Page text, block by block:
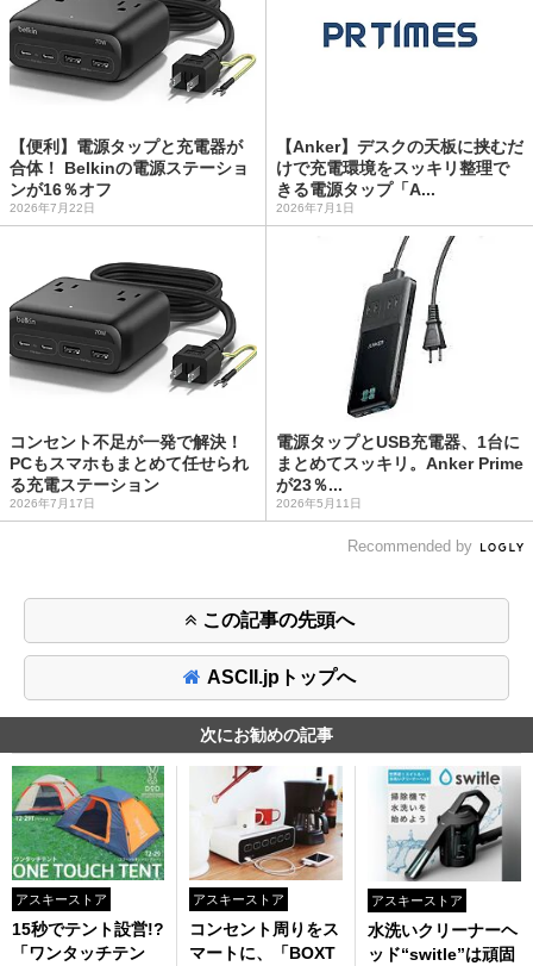
【便利】電源タップと充電器が
合体！ Belkinの電源ステーショ
ンが16％オフ
2026年7月22日
【Anker】デスクの天板に挟むだ
けで充電環境をスッキリ整理で
きる電源タップ「A...
2026年7月1日
コンセント不足が一発で解決！
PCもスマホもまとめて任せられ
る充電ステーション
2026年7月17日
電源タップとUSB充電器、1台に
まとめてスッキリ。Anker Prime
が23％...
2026年5月11日
Recommended by
この記事の先頭へ
ASCII.jpトップへ
次にお勧めの記事
アスキーストア
15秒でテント設営!?
「ワンタッチテン
アスキーストア
コンセント周りをス
マートに、「BOXT
アスキーストア
水洗いクリーナーヘ
ッド“switle”は頑固